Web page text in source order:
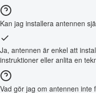
Kan jag installera antennen
Ja, antennen är enkel att
instruktioner eller anlita en
Vad gör jag om antennen inte